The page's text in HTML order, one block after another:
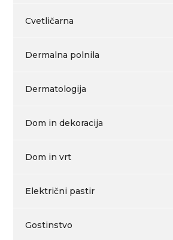
Cvetličarna
Dermalna polnila
Dermatologija
Dom in dekoracija
Dom in vrt
Električni pastir
Gostinstvo